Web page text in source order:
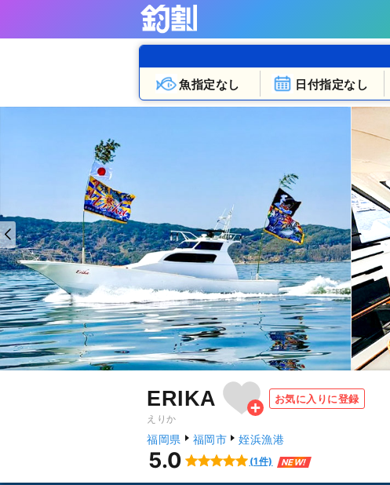
魚指定なし 日付指定なし
ERIKA
えりか
お気に入りに登録
福岡県 福岡市 姪浜漁港
5.0 (1件) NEW!